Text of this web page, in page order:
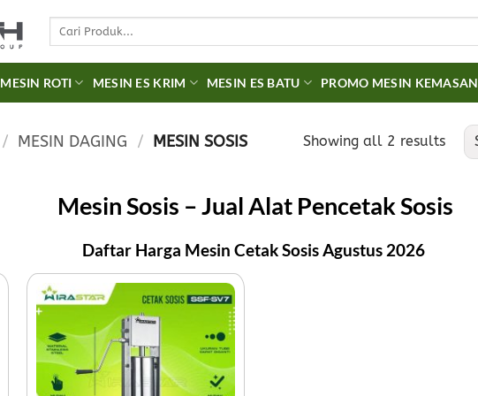
Search
MESIN ROTI MESIN ES KRIM MESIN ES BATU PROMO MESIN KEMASAN
/ MESIN DAGING / MESIN SOSIS Showing all 2 results
Mesin Sosis – Jual Alat Pencetak Sosis
Daftar Harga Mesin Cetak Sosis Agustus 2026